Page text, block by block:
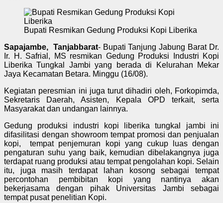
Bupati Resmikan Gedung Produksi Kopi Liberika
Sapajambe, Tanjabbarat- Bupati Tanjung Jabung Barat Dr.
Ir. H. Safrial, MS resmikan Gedung Produksi Industri Kopi
Liberika Tungkal Jambi yang berada di Kelurahan Mekar
Jaya Kecamatan Betara. Minggu (16/08).
Kegiatan peresmian ini juga turut dihadiri oleh, Forkopimda,
Sekretaris Daerah, Asisten, Kepala OPD terkait, serta
Masyarakat dan undangan lainnya.
Gedung produksi industri kopi liberika tungkal jambi ini
difasilitasi dengan showroom tempat promosi dan penjualan
kopi, tempat penjemuran kopi yang cukup luas dengan
pengaturan suhu yang baik, kemudian dibelakangnya juga
terdapat ruang produksi atau tempat pengolahan kopi. Selain
itu, juga masih terdapat lahan kosong sebagai tempat
percontohan pembibitan kopi yang nantinya akan
bekerjasama dengan pihak Universitas Jambi sebagai
tempat pusat penelitian Kopi.